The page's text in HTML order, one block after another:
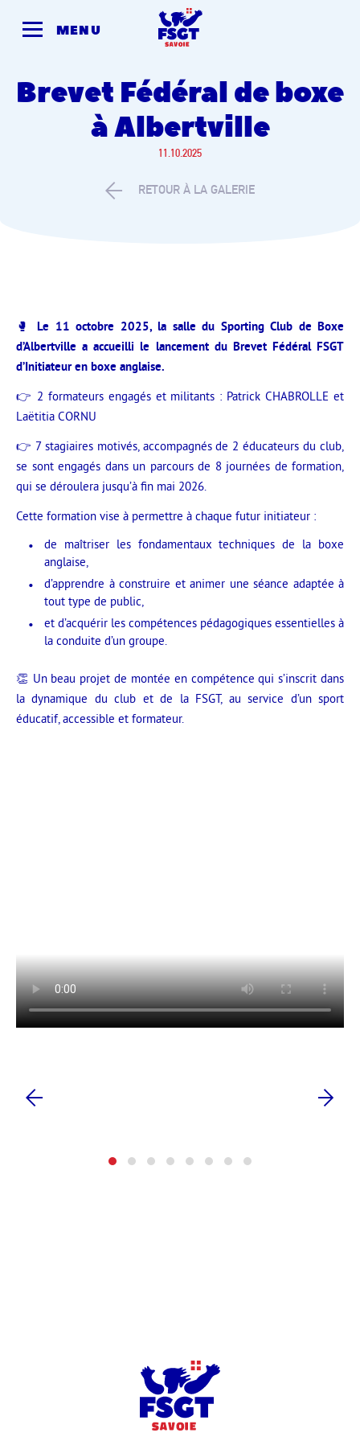
MENU
Brevet Fédéral de boxe
à Albertville
11.10.2025
RETOUR À LA GALERIE
🥊
Le 11 octobre 2025, la salle du Sporting Club de Boxe
d’Albertville a accueilli le lancement du Brevet Fédéral FSGT
d’Initiateur en boxe anglaise.
👉 2 formateurs engagés et militants : Patrick CHABROLLE et
Laëtitia CORNU
👉 7 stagiaires motivés, accompagnés de 2 éducateurs du club,
se sont engagés dans un parcours de 8 journées de formation,
qui se déroulera jusqu’à fin mai 2026.
Cette formation vise à permettre à chaque futur initiateur :
de maîtriser les fondamentaux techniques de la boxe
anglaise,
d’apprendre à construire et animer une séance adaptée à
tout type de public,
et d’acquérir les compétences pédagogiques essentielles à
la conduite d’un groupe.
👏 Un beau projet de montée en compétence qui s’inscrit dans
la dynamique du club et de la FSGT, au service d’un sport
éducatif, accessible et formateur.